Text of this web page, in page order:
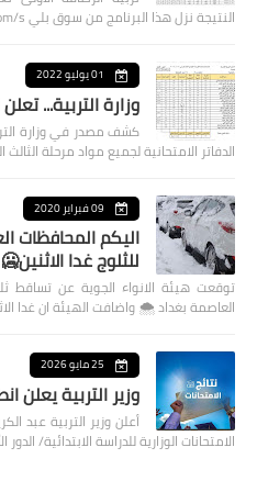
النتيجة نزل هذا البرنامج من سوق بلي https://play.google.com/s…
01 يوليو 2022
وزارة التربية...
كشف مصدر في وزارة
الدفاتر الامتحانية لجميع مواد مرحلة
09 فبراير 2020
اليكم المحافظات
للثلوج غدا الاثنين🥶
توقعت هيئة الانواء الجوية عن
العاصمة بغداد ⁦🌨️⁩ واضافت الهيئة ان غدا الاثنين …
25 مايو 2026
وزير التربية يعلن
أعلن وزير التربية عبد
الامتحانات الوزارية للدراسة الابتدائية/ الدور